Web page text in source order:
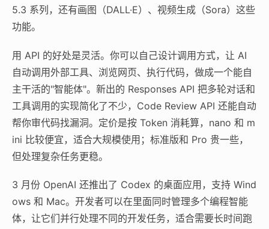
5.3 系列，还有画图（DALL·E）、视频生成（Sora）这些
功能。
用 API 的好处是灵活。你可以自己设计调用方式，让 AI
自动调用外部工具、浏览网页、执行代码，做成一个能自
主干活的"智能体"。新出的 Responses API 把多轮对话和
工具调用的实现简化了不少，Code Review API 还能自动
帮你审代码找漏洞。定价是按 Token 消耗算，nano 和 m
ini 比较便宜，适合大规模使用；标准版和 Pro 贵一些，
但处理复杂任务更稳。
3 月份 OpenAI 还推出了 Codex 的桌面应用，支持 Wind
ows 和 Mac。开发者可以在里面同时管理多个编程智能
体，让它们并行处理不同的开发任务，适合需要长时间跑